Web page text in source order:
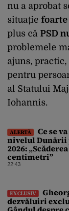
nu a aprobat
situație foarte
plus că PSD
problemele
ajuns,
pentru
al Statului
Iohannis.
ALERTĂ
Ce se
nivelul Dunării
2026:
centimetri”
22:43
EXCLUSIV
dezvăluiri